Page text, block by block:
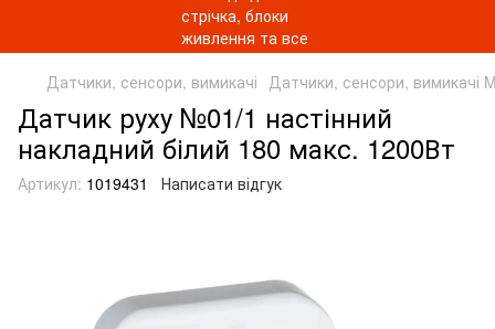
Датчики, сенсори, вимикачі Датчики, сенсори, вимикачі
Датчик руху №01/1 настінний
накладний білий 180 макс. 1200Вт
Артикул: 1019431 Написати відгук